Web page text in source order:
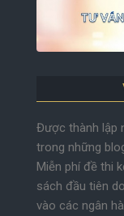
Được thành lập
trong những
Miễn phí đề thi
sách đầu tiên
vào các ngân